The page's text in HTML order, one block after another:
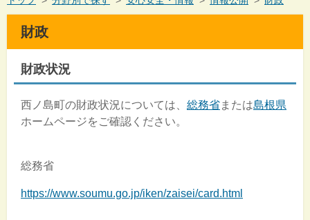
検
索
在
財政
財政状況
西ノ島町の財政状況については、 総務省または島根県
ホームページをご確認ください。
総務省
https://www.soumu.go.jp/iken/zaisei/card.html